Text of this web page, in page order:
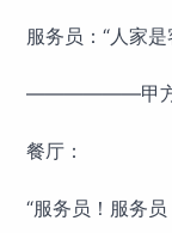
服务员：“人家
——————甲方
餐厅：
“服务员！服务员